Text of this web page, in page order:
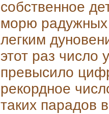
собственное
морю
легким
этот раз число
превысило
рекордное
таких парадов